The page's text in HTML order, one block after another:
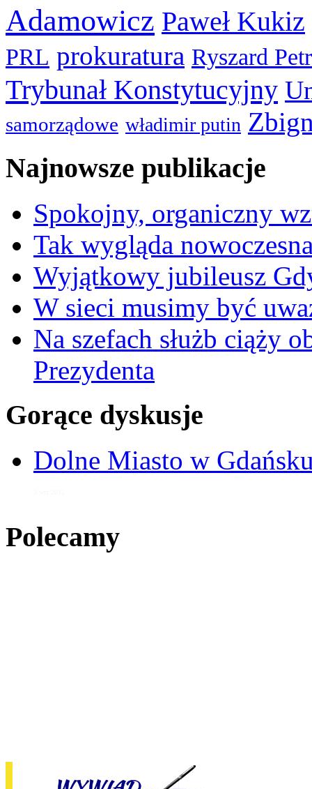
Adamowicz Paweł Kukiz
PRL prokuratura Ryszard
Trybunał Konstytucyjny
samorządowe władimir putin
Najnowsze publikacje
Spokojny, organiczny
Tak wygląda
Wyjątkowy jubileusz
W sieci musimy być
Na szefach służb ciąży
Prezydenta
Gorące dyskusje
Dolne Miasto w
Polecamy